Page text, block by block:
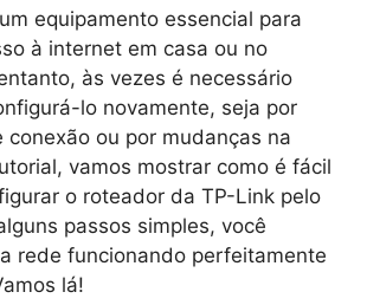
equipamento essencial para
à internet em casa ou no
às vezes é necessário
lo novamente, seja por
conexão ou por mudanças na
vamos mostrar como é fácil
o roteador da TP-Link pelo
passos simples, você
rede funcionando perfeitamente
lá!